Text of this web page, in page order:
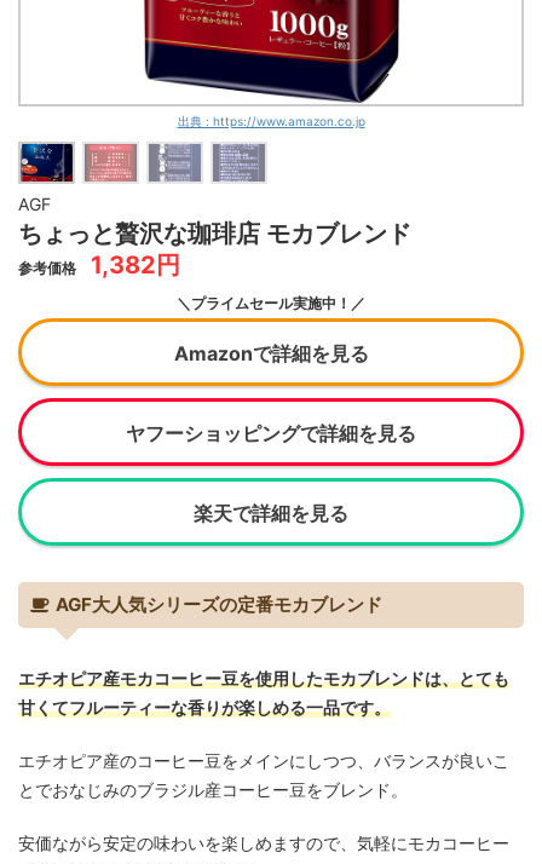
出典 : https://www.amazon.co.jp
AGF
ちょっと贅沢な珈琲店 モカブレンド
参考価格 1,382円
＼プライムセール実施中！／
Amazonで詳細を見る
ヤフーショッピングで詳細を見る
楽天で詳細を見る
AGF大人気シリーズの定番モカブレンド
エチオピア産モカコーヒー豆を使用したモカブレンドは、とても
甘くてフルーティーな香りが楽しめる一品です。
エチオピア産のコーヒー豆をメインにしつつ、バランスが良いこ
とでおなじみのブラジル産コーヒー豆をブレンド。
安価ながら安定の味わいを楽しめますので、気軽にモカコーヒー